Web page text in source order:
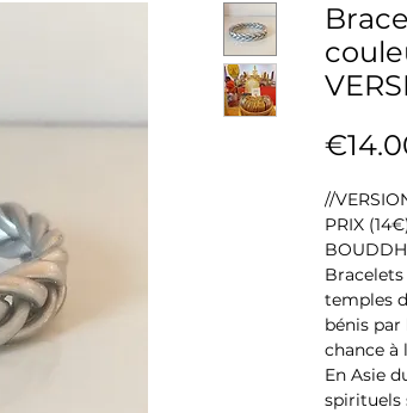
//
PRIX
temples
bénis
chance à
En Asie
spirituels